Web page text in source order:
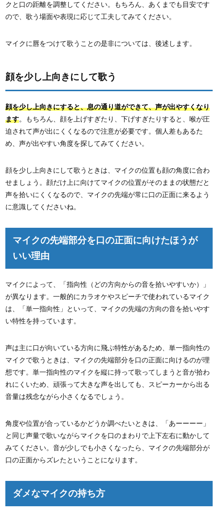
クと口の距離を調整してください。もちろん、あくまでも目安です
ので、歌う場面や表現に応じて工夫してみてください。
マイクに唇をつけて歌うことの是非については、後述します。
顔を少し上向きにして歌う
顔を少し上向きにすると、息の通り道ができて、声が出やすくなり
ます。もちろん、顔を上げすぎたり、下げすぎたりすると、喉が圧
迫されて声が出にくくなるので注意が必要です。個人差もあるた
め、声が出やすい角度を探してみてください。
顔を少し上向きにして歌うときは、マイクの位置も顔の角度に合わ
せましょう。顔だけ上に向けてマイクの位置がそのままの状態だと
声を拾いにくくなるので、マイクの先端が常に口の正面に来るよう
に意識してくださいね。
マイクの先端部分を口の正面に向けたほうが
いい理由
マイクによって、「指向性（どの方向からの音を拾いやすいか）」
が異なります。一般的にカラオケやスピーチで使われているマイク
は、「単一指向性」といって、マイクの先端の方向の音を拾いやす
い特性を持っています。
声は主に口が向いている方向に飛ぶ特性があるため、単一指向性の
マイクで歌うときは、マイクの先端部分を口の正面に向けるのが理
想です。単一指向性のマイクを縦に持って歌ってしまうと音が拾わ
れにくいため、頑張って大きな声を出しても、スピーカーから出る
音量は残念ながら小さくなるでしょう。
角度や位置が合っているかどうか調べたいときは、「あーーーー」
と同じ声量で歌いながらマイクを口のまわりで上下左右に動かして
みてください。音が少しでも小さくなったら、マイクの先端部分が
口の正面からズレたということになります。
ダメなマイクの持ち方